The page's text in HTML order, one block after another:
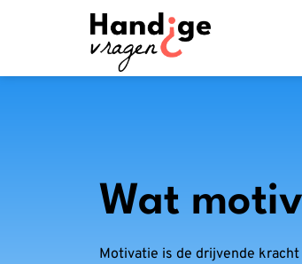
Wat
Motivatie is de drijvende